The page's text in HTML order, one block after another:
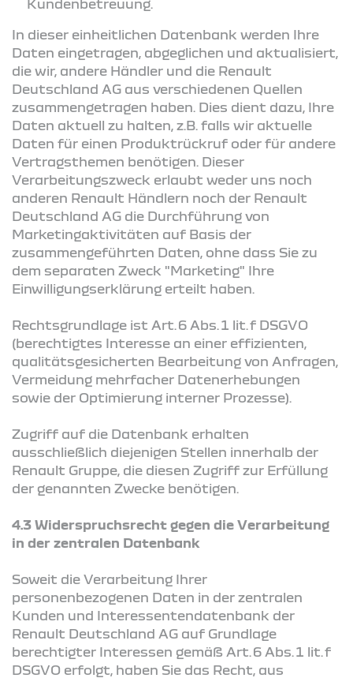
Kundenbetreuung.
In dieser einheitlichen Datenbank werden Ihre
Daten eingetragen, abgeglichen und aktualisiert,
die wir, andere Händler und die Renault
Deutschland AG aus verschiedenen Quellen
zusammengetragen haben. Dies dient dazu, Ihre
Daten aktuell zu halten, z.B. falls wir aktuelle
Daten für einen Produktrückruf oder für andere
Vertragsthemen benötigen. Dieser
Verarbeitungszweck erlaubt weder uns noch
anderen Renault Händlern noch der Renault
Deutschland AG die Durchführung von
Marketingaktivitäten auf Basis der
zusammengeführten Daten, ohne dass Sie zu
dem separaten Zweck "Marketing" Ihre
Einwilligungserklärung erteilt haben.
Rechtsgrundlage ist Art. 6 Abs. 1 lit. f DSGVO
(berechtigtes Interesse an einer effizienten,
qualitätsgesicherten Bearbeitung von Anfragen,
Vermeidung mehrfacher Datenerhebungen
sowie der Optimierung interner Prozesse).
Zugriff auf die Datenbank erhalten
ausschließlich diejenigen Stellen innerhalb der
Renault Gruppe, die diesen Zugriff zur Erfüllung
der genannten Zwecke benötigen.
4.3 Widerspruchsrecht gegen die Verarbeitung
in der zentralen Datenbank
Soweit die Verarbeitung Ihrer
personenbezogenen Daten in der zentralen
Kunden und Interessentendatenbank der
Renault Deutschland AG auf Grundlage
berechtigter Interessen gemäß Art. 6 Abs. 1 lit. f
DSGVO erfolgt, haben Sie das Recht, aus